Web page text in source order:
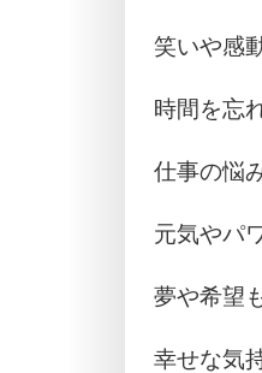
笑いや感
時間を忘
仕事の悩
元気やパ
夢や希望
幸せな気